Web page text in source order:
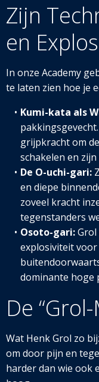
Zijn
en
In onze Academy
te laten zien hoe je
Kumi-kata als
grijpkracht om
schakelen en
De O-uchi-gari:
en diepe
zoveel kracht
tegenstanders
Osoto-gari:Grol
explosiviteit
dominante hoge
De
Wat Henk Grol zo
om door pijn en
harder dan wie ook